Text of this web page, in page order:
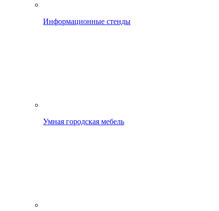
Информационные стенды
Умная городская мебель